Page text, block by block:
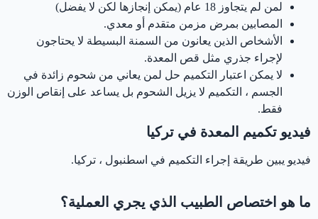
لمن لم يتجاوز 18 عام (يمكن إنجازها لكن لا يفضل)
المصابين بمرض مزمن متقدم أو معدي.
الأشخاص الذين يعانون من السمنة البسيطة لا يحتاجون
لإجراء جذري مثل قص المعدة.
لا يمكن اعتبار التكميم حل لمن يعاني من شحوم زائدة في
الجسم ، التكميم لا يزيل الشحوم بل يساعد على إنقاص الوزن
فقط.
فيديو تكميم المعدة في تركيا
فيديو يبين طريقة إجراء التكميم في اسطنبول ، تركيا.
ما هو اختصاص الطبيب الذي يجري العملية؟